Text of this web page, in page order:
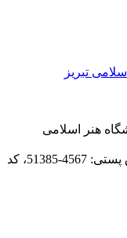
اسلامی
دفتر نشریه هنرهای صناعی اسلامی، صندوق پستی: 4567-51385، کد